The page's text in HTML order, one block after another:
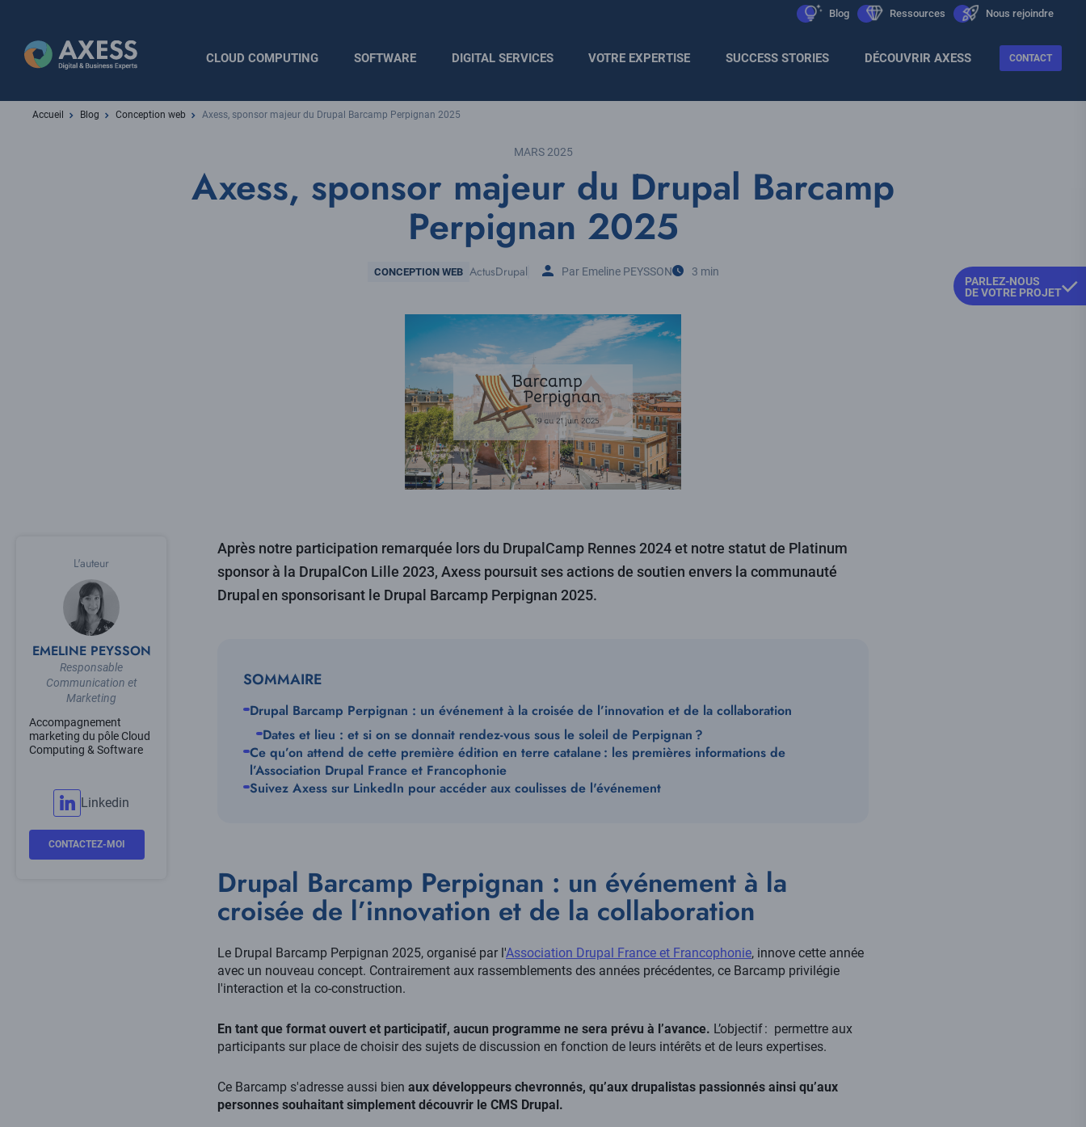
contenu
principal
Blog
icon Ressources
icon Nous rejoindre
icon
principale
CLOUD COMPUTING SOFTWARE DIGITAL SERVICES VOTRE EXPERTISE SUCCESS STORIES DÉCOUVRIR AXESS CONTACT
Accueil Blog Conception web Axess, sponsor majeur du Drupal Barcamp Perpignan 2025
MARS 2025
Axess, sponsor majeur du Drupal Barcamp
Perpignan 2025
Thématique
CONCEPTION WEB Tags
ActusDrupal Par Emeline PEYSSONTemps
3 min
L'auteur
EMELINE PEYSSON
Responsable
Communication et
Marketing
Accompagnement
marketing du pôle Cloud
Computing & Software
Linkedin
CONTACTEZ-MOI
Après notre participation remarquée lors du DrupalCamp Rennes 2024 et notre statut de Platinum
sponsor à la DrupalCon Lille 2023, Axess poursuit ses actions de soutien envers la communauté
Drupal en sponsorisant le Drupal Barcamp Perpignan 2025.
SOMMAIRE
Drupal Barcamp Perpignan : un événement à la croisée de l’innovation et de la collaboration
Dates et lieu : et si on se donnait rendez-vous sous le soleil de Perpignan ?
Ce qu’on attend de cette première édition en terre catalane : les premières informations de
l’Association Drupal France et Francophonie
Suivez Axess sur LinkedIn pour accéder aux coulisses de l'événement
Drupal Barcamp Perpignan : un événement à la
croisée de l’innovation et de la collaboration
Le Drupal Barcamp Perpignan 2025, organisé par l'Association Drupal France et Francophonie, innove cette année
avec un nouveau concept. Contrairement aux rassemblements des années précédentes, ce Barcamp privilégie
l'interaction et la co-construction.
En tant que format ouvert et participatif, aucun programme ne sera prévu à l’avance. L’objectif : permettre aux
participants sur place de choisir des sujets de discussion en fonction de leurs intérêts et de leurs expertises.
Ce Barcamp s'adresse aussi bien aux développeurs chevronnés, qu’aux drupalistas passionnés ainsi qu’aux
personnes souhaitant simplement découvrir le CMS Drupal.
PARLEZ-NOUS
DE VOTRE PROJET